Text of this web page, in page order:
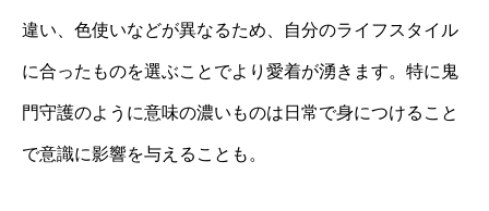
違い、色使いなどが異なるため、自分のライフスタイル
に合ったものを選ぶことでより愛着が湧きます。特に鬼
門守護のように意味の濃いものは日常で身につけること
で意識に影響を与えることも。